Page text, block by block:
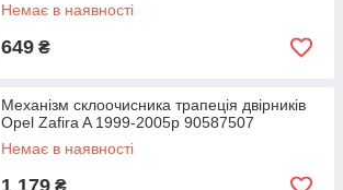
Немає в наявності
649 ₴
Механізм склоочисника трапеція двірників
Opel Zafira A 1999-2005р 90587507
Немає в наявності
1 179 ₴